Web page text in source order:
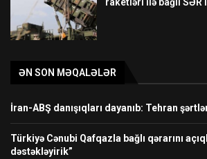
ƏN SON MƏQALƏLƏR
İran-ABŞ danışıqları dayanıb: Tehran
Türkiyə Cənubi Qafqazla bağlı qərarını
dəstəkləyirik”